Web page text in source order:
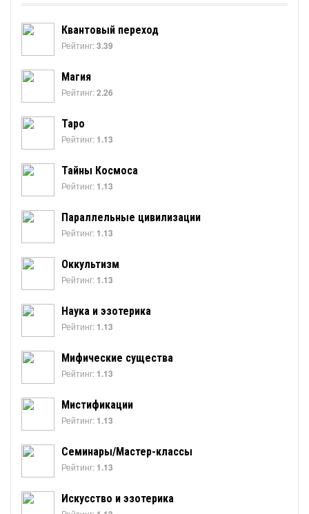
Квантовый переход
Рейтинг:3.39
Магия
Рейтинг:2.26
Таро
Рейтинг: 1.13
Тайны Космоса
Рейтинг: 1.13
Параллельные цивилизации
Рейтинг: 1.13
Оккультизм
Рейтинг: 1.13
Наука и эзотерика
Рейтинг: 1.13
Мифические существа
Рейтинг: 1.13
Мистификации
Рейтинг: 1.13
Семинары/Мастер-классы
Рейтинг: 1.13
Искусство и эзотерика